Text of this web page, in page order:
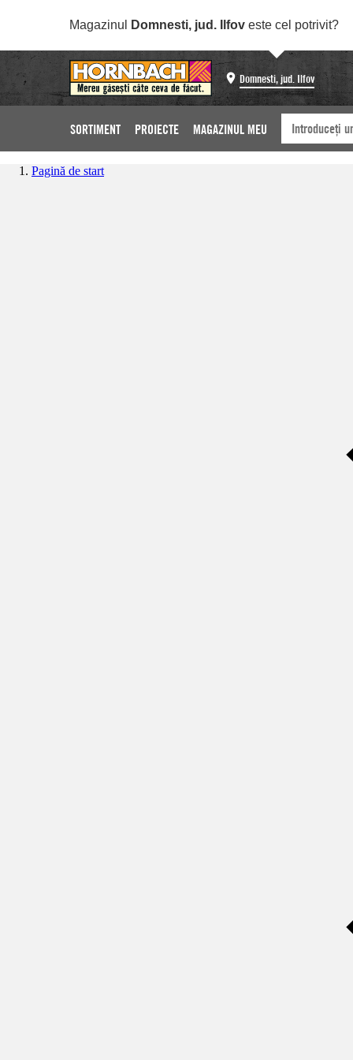
Magazinul Domnesti, jud. Ilfov este cel potrivit?
Domnesti, jud. Ilfov
SORTIMENT PROIECTE MAGAZINUL MEU
Pagină de start